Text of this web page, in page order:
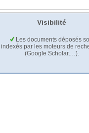
Visibilité
Les documents déposés
indexés par les moteurs de
(Google Scholar,…).